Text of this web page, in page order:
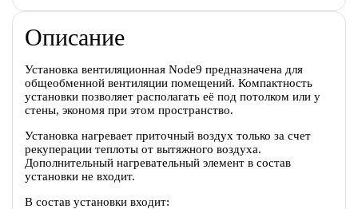
Описание
Установка вентиляционная Node9 предназначена для
общеобменной вентиляции помещений. Компактность
установки позволяет располагать её под потолком или у
стены, экономя при этом пространство.
Установка нагревает приточный воздух только за счет
рекуперации теплоты от вытяжного воздуха.
Дополнительный нагревательный элемент в состав
установки не входит.
В состав установки входит: